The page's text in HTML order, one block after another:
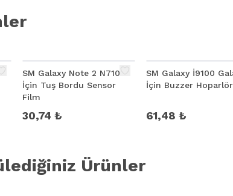
SM Galaxy Note 2 N7100
İçin Tuş Bordu Sensor
Film
30,74 ₺
SM Galaxy İ9100
İçin Buzzer Hoparlör
61,48 ₺
Ürünler